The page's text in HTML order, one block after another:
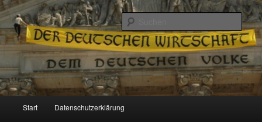
Reizzentrum
Politik, Wirtschaft, Soziales und Gesellschaft
Zum
Start Datenschutzerklärung